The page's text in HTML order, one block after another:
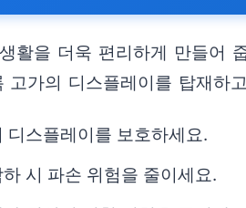
활을 더욱 편리하게 만들어
가의 디스플레이를 탑재하
스플레이를 보호하세요.
시 파손 위험을 줄이세요.